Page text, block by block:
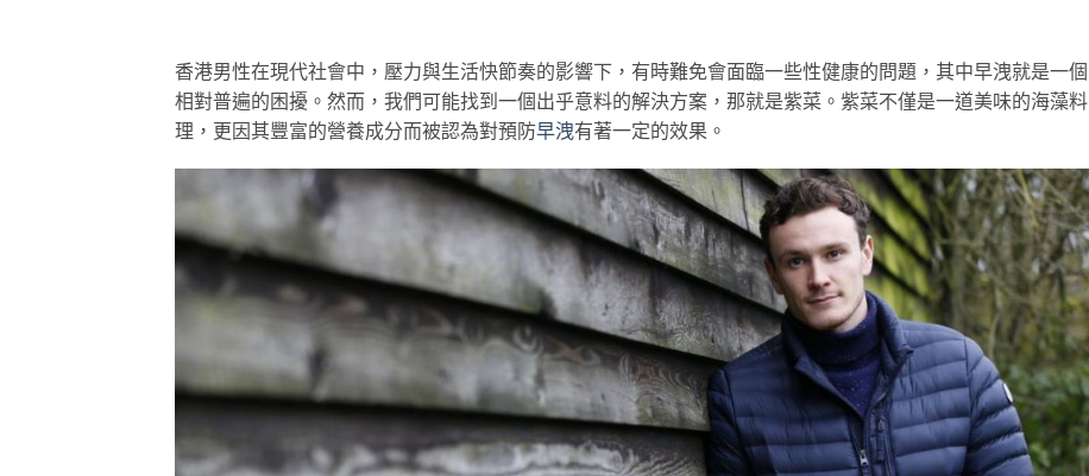
香港男性在現代社會中，壓力與生活快節奏的影響下，有時難免會面臨一些性健康的問題，其中早洩就是一個
相對普遍的困擾。然而，我們可能找到一個出乎意料的解決方案，那就是紫菜。紫菜不僅是一道美味的海藻料
理，更因其豐富的營養成分而被認為對預防早洩有著一定的效果。